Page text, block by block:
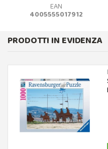
EAN
4005555017912
PRODOTTI IN EVIDENZA